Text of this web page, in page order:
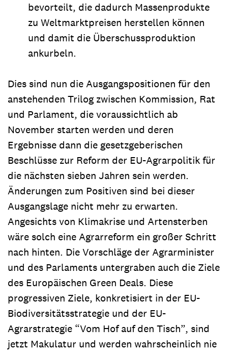
bevorteilt, die dadurch Massenprodukte
zu Weltmarktpreisen herstellen können
und damit die Überschussproduktion
ankurbeln.
Dies sind nun die Ausgangspositionen für den
anstehenden Trilog zwischen Kommission, Rat
und Parlament, die voraussichtlich ab
November starten werden und deren
Ergebnisse dann die gesetzgeberischen
Beschlüsse zur Reform der EU-Agrarpolitik für
die nächsten sieben Jahren sein werden.
Änderungen zum Positiven sind bei dieser
Ausgangslage nicht mehr zu erwarten.
Angesichts von Klimakrise und Artensterben
wäre solch eine Agrarreform ein großer Schritt
nach hinten. Die Vorschläge der Agrarminister
und des Parlaments untergraben auch die Ziele
des Europäischen Green Deals. Diese
progressiven Ziele, konkretisiert in der EU-
Biodiversitätsstrategie und der EU-
Agrarstrategie “Vom Hof auf den Tisch”, sind
jetzt Makulatur und werden wahrscheinlich nie